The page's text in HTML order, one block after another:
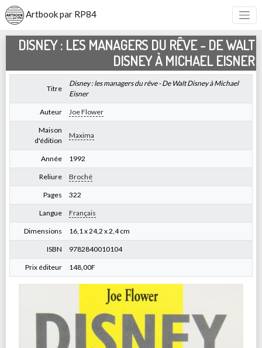
Artbook par RP84
DISNEY : LES MANAGERS DU RÊVE - DE WALT
DISNEY À MICHAEL EISNER
Titre
Disney : les managers du rêve - De Walt Disney à Michael
Eisner
Auteur Joe Flower
Maison
d'édition
Maxima
Année 1992
Reliure Broché
Pages 322
Langue Français
Dimensions 16,1 x 24,2 x 2,4 cm
ISBN 9782840010104
Prix éditeur 148,00F